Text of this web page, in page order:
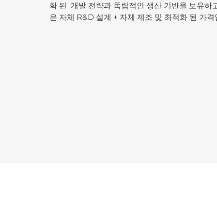
화 된 개발 전략과 독립적인 생산 기반을 보유하
은 자체 R&D 설계 + 자체 제조 및 최적화 된 가격